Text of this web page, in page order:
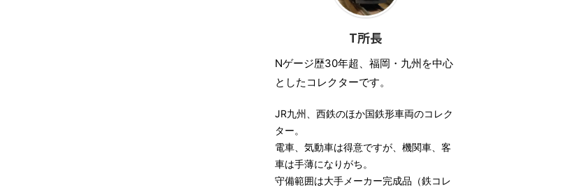
T所長
Nゲージ歴30年超、福岡・九州を中心
としたコレクターです。
JR九州、西鉄のほか国鉄形車両のコレク
ター。
電車、気動車は得意ですが、機関車、客
車は手薄になりがち。
守備範囲は大手メーカー完成品（鉄コレ